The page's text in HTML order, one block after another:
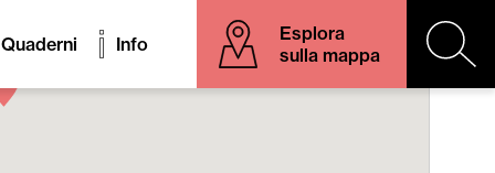
Quaderni Info
Esplora
sulla mappa